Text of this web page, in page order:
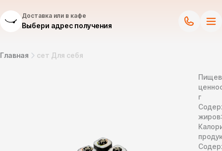
Доставка или в кафе
Выбери адрес получения
Главная сет Для себя
г